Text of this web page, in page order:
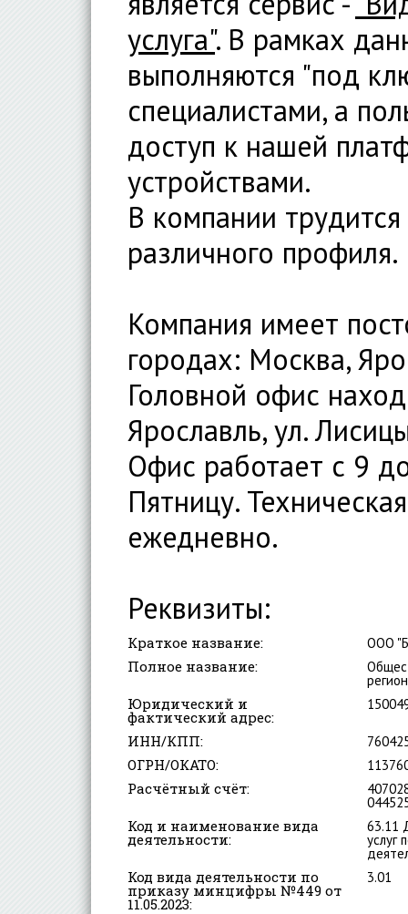
услуга". В рамках
выполняются "под
специалистами, а
доступ к нашей
устройствами.
В компании
различного профиля.
Компания имеет
городах: Москва,
Головной офис
Ярославль, ул.
Офис работает с 9
Пятницу.
ежедневно.
Реквизиты:
Краткое название: ООО
Полное название:
Юридический и
фактический адрес:
ИНН/КПП:
ОГРН/ОКАТО:
Расчётный счёт:
Код и наименование вида
деятельности:
63.11
услуг
Код вида деятельности по
приказу минцифры №449 от
11.05.2023:
3.01